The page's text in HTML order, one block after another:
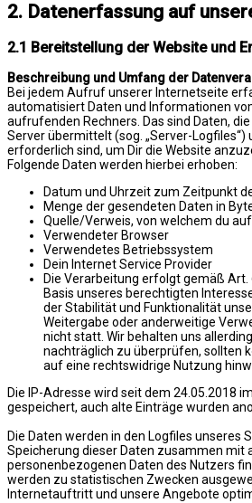
2. Datenerfassung auf
2.1 Bereitstellung der Website und
Beschreibung und Umfang der
Bei jedem Aufruf unserer Internetseite
automatisiert Daten und Informationen
aufrufenden Rechners. Das sind Daten,
Server übermittelt (sog. „Server-Logfiles“)
erforderlich sind, um Dir die Website
Folgende Daten werden hierbei erhoben:
Datum und Uhrzeit zum Zeitpunkt
Menge der gesendeten Daten in
Quelle/Verweis, von welchem du
Verwendeter Browser
Verwendetes Betriebssystem
Dein Internet Service Provider
Die Verarbeitung erfolgt gemäß Art.
Basis unseres berechtigten
der Stabilität und Funktionalität
Weitergabe oder anderweitige
nicht statt. Wir behalten uns
nachträglich zu überprüfen, sollten
auf eine rechtswidrige Nutzung
Die IP-Adresse wird seit dem 24.05.2018
gespeichert, auch alte Einträge wurden
Die Daten werden in den Logfiles unseres
Speicherung dieser Daten zusammen mit
personenbezogenen Daten des Nutzers
werden zu statistischen Zwecken
Internetauftritt und unsere Angebote